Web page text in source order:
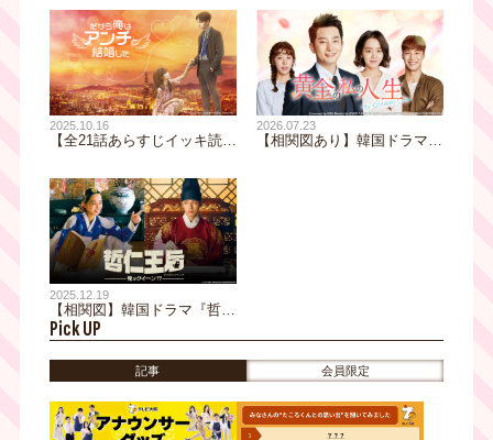
2025.10.16
【全21話あらすじイッキ読
た』K-POPトップスターと
24時間密着の同居相手はアン
チ第1号！？
2026.07.23
【相関図あり】韓国ドラマ
2025.12.19
【相関図】韓国ドラマ『哲仁
王后～俺がクイーン！？～』
｜現代を生きる俺の魂が、朝
鮮時代の王妃の体に入り込ん
だ！？｜テレビ大阪 月～金
り】
Pick UP
記事 会員限定